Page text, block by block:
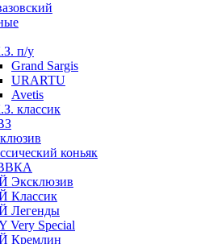
п/у
Grand Sargis
URARTU
Avetis
классик
коньяк
Эксклюзив
Классик
Легенды
Very Speсial
Кремлин